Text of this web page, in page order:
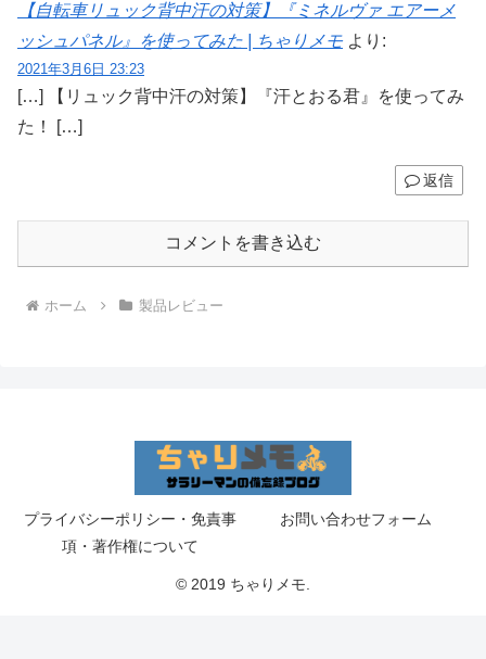
【自転車リュック背中汗の対策】『ミネルヴァ エアーメ
ッシュパネル』を使ってみた | ちゃりメモ より:
2021年3月6日 23:23
[…] 【リュック背中汗の対策】『汗とおる君』を使ってみ
た！ […]
返信
コメントを書き込む
ホーム 製品レビュー
プライバシーポリシー・免責事
項・著作権について
お問い合わせフォーム
© 2019 ちゃりメモ.